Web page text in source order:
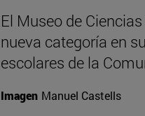
El Museo de
nueva categoría en
escolares de la
Imagen Manuel Castells